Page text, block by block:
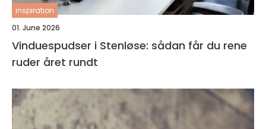
inspiration
01. June 2026
Vinduespudser i Stenløse: sådan får du rene
ruder året rundt